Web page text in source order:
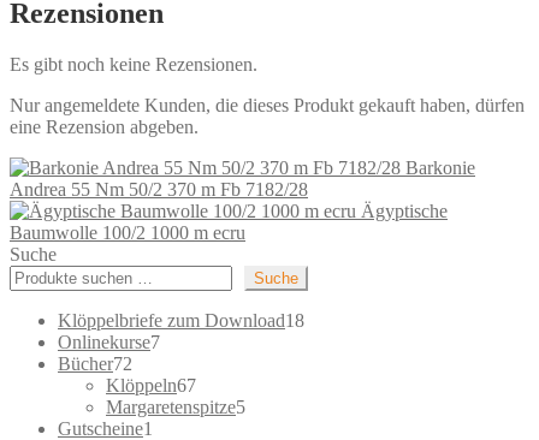
Rezensionen
Es gibt noch keine Rezensionen.
Nur angemeldete Kunden, die dieses Produkt gekauft haben, dürfen
eine Rezension abgeben.
Barkonie
Andrea 55 Nm 50/2 370 m Fb 7182/28
Ägyptische
Baumwolle 100/2 1000 m ecru
Suche
Suche
Klöppelbriefe zum Download1818
Onlinekurse77
Bücher72
Produkte
Klöppeln6767
Produkte
Margaretenspitze55
Gutscheine1